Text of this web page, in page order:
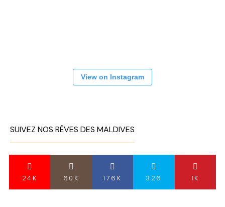
View on Instagram
SUIVEZ NOS RÊVES DES MALDIVES
24K 60K 176K 326 1K